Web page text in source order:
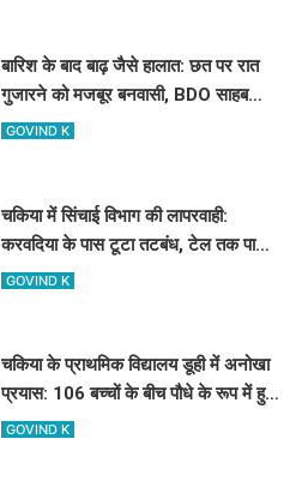
बारिश के बाद बाढ़ जैसे हालात: छत पर रात
गुजारने को मजबूर बनवासी, BDO साहब
रास्ता और जलनिकासी तो बनवा दीजिए!
GOVIND K
चकिया में सिंचाई विभाग की लापरवाही:
करवदिया के पास टूटा तटबंध, टेल तक पानी
न पहुंचने से किसान परेशान
GOVIND K
चकिया के प्राथमिक विद्यालय डूही में अनोखा
प्रयास: 106 बच्चों के बीच पौधे के रूप में हुआ
107वां 'नया एडमिशन'
GOVIND K